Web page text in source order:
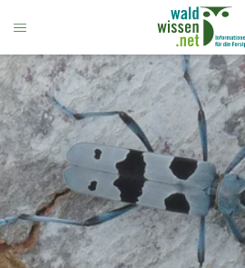
Toggle Menu